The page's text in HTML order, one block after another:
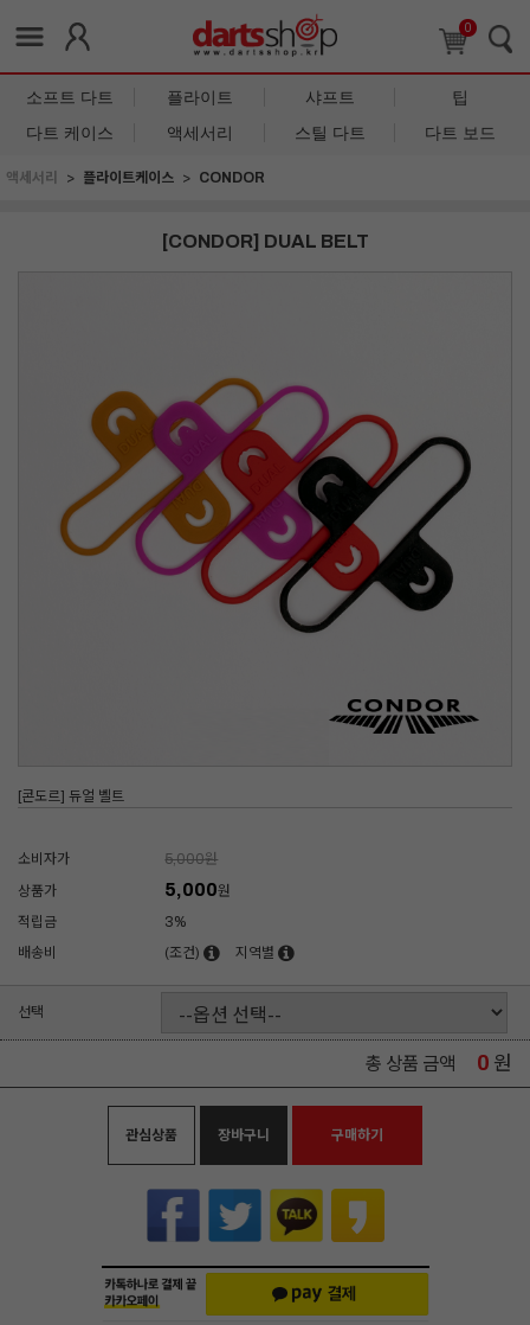
0
소프트 다트 플라이트 샤프트
팁
다트 케이스
액세서리 스틸 다트 다트 보드
액세서리 플라이트케이스 CONDOR
[CONDOR] DUAL BELT
[콘도르] 듀얼 벨트
소비자가 5,000원
상품가
5,000원
적립금
3%
배송비
(조건) 지역별
선택
총 상품 금액 0 원
관심상품 장바구니 구매하기